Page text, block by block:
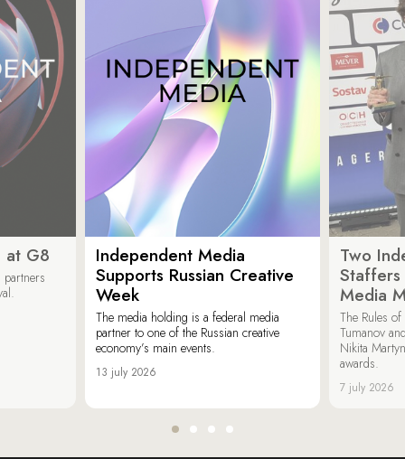
at G8
Independent Media
Supports Russian Creative
Week
The media holding is a federal media
partner to one of the Russian creative
economy’s main events.
13 july 2026
Two
Media
The Rules
Tumanov
Nikita
awards.
7 july 2026